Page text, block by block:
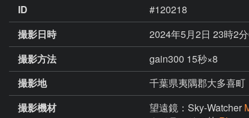
ID
#120218
撮影日時
2024年5月2日 23時2
撮影方法
gain300 15秒×8
撮影地
千葉県夷隅郡大多喜町
撮影機材
望遠鏡：Sky-Watcher